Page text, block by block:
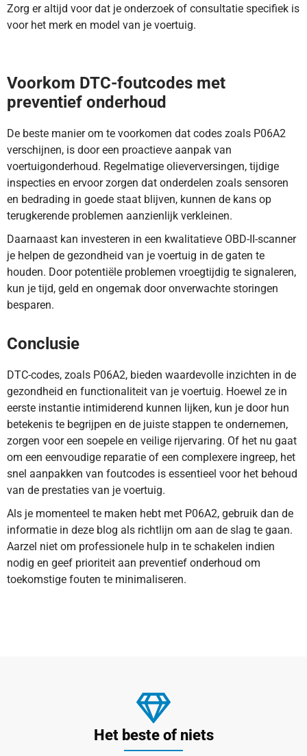
Zorg er altijd voor dat je onderzoek of consultatie specifiek is
voor het merk en model van je voertuig.
Voorkom DTC-foutcodes met
preventief onderhoud
De beste manier om te voorkomen dat codes zoals P06A2
verschijnen, is door een proactieve aanpak van
voertuigonderhoud. Regelmatige olieverversingen, tijdige
inspecties en ervoor zorgen dat onderdelen zoals sensoren
en bedrading in goede staat blijven, kunnen de kans op
terugkerende problemen aanzienlijk verkleinen.
Daarnaast kan investeren in een kwalitatieve OBD-II-scanner
je helpen de gezondheid van je voertuig in de gaten te
houden. Door potentiële problemen vroegtijdig te signaleren,
kun je tijd, geld en ongemak door onverwachte storingen
besparen.
Conclusie
DTC-codes, zoals P06A2, bieden waardevolle inzichten in de
gezondheid en functionaliteit van je voertuig. Hoewel ze in
eerste instantie intimiderend kunnen lijken, kun je door hun
betekenis te begrijpen en de juiste stappen te ondernemen,
zorgen voor een soepele en veilige rijervaring. Of het nu gaat
om een eenvoudige reparatie of een complexere ingreep, het
snel aanpakken van foutcodes is essentieel voor het behoud
van de prestaties van je voertuig.
Als je momenteel te maken hebt met P06A2, gebruik dan de
informatie in deze blog als richtlijn om aan de slag te gaan.
Aarzel niet om professionele hulp in te schakelen indien
nodig en geef prioriteit aan preventief onderhoud om
toekomstige fouten te minimaliseren.
Het beste of niets